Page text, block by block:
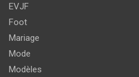
EVJF
Foot
Mariage
Mode
Modèles